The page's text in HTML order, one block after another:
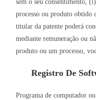
sem o seu consentimento,
processo ou produto obtido
titular da patente poderá
mediante remuneração ou
produto ou um processo,
Registro De
Programa de computador